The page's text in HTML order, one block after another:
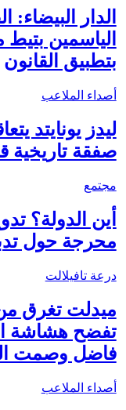
الدار
الياسمين
بتطبيق القانون
أصداء الملاعب
ليدز يونايتد
صفقة تاريخية
مجتمع
أين الدولة؟
محرجة حول
درعة تافيلالت
ميدلت تغرق
تفضح هشاشة
فاضل وصمت
أصداء الملاعب